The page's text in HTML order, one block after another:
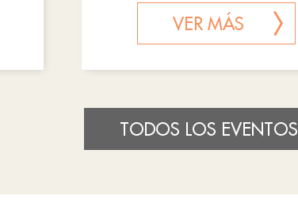
VER MÁS
TODOS LOS EVENTOS